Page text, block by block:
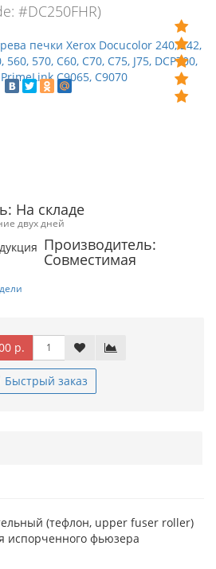
#DC250FHR)
На складе
двух дней
Производитель:
Совместимая
р.
Быстрый заказ
(тефлон, upper fuser roller)
испорченного фьюзера